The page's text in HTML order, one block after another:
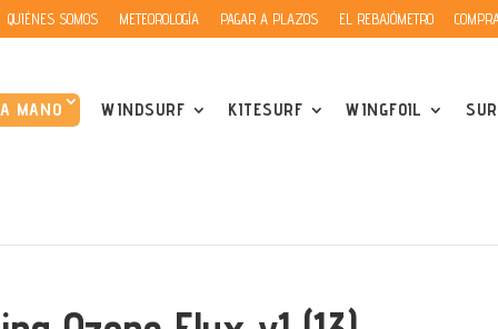
QUIÉNES SOMOS METEOROLOGÍA PAGAR A PLAZOS EL REBAJÓMETRO
MANO WINDSURF KITESURF WINGFOIL